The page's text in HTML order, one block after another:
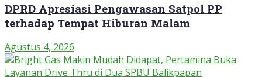
DPRD Apresiasi Pengawasan Satpol PP
terhadap Tempat Hiburan Malam
Agustus 4, 2026